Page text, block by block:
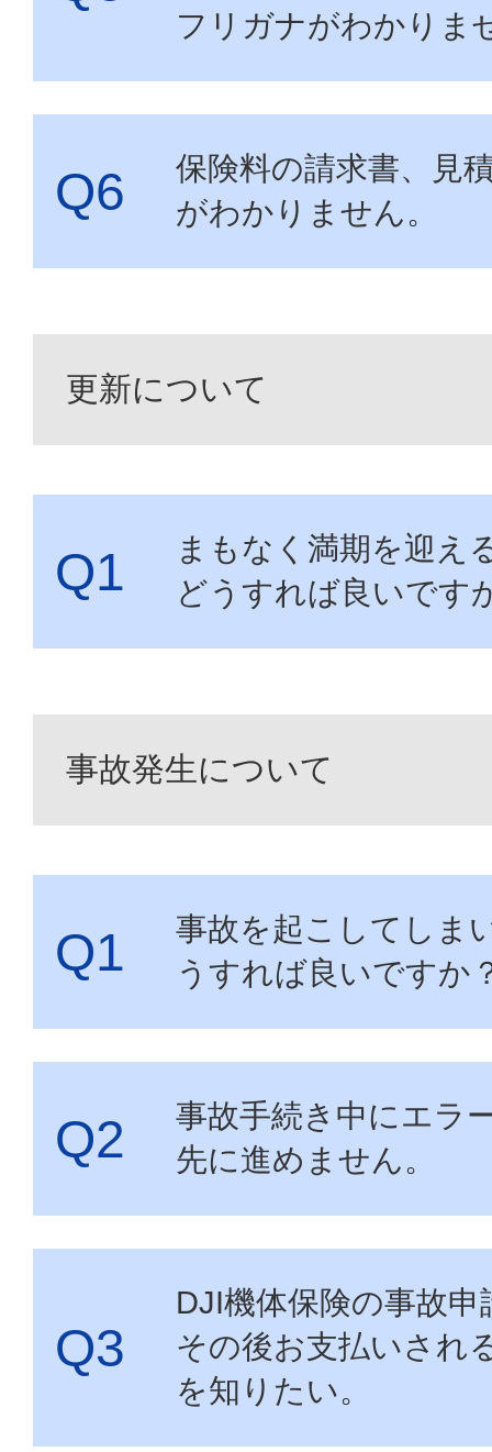
フリガナがわかりま
保険料の請求書、見
がわかりません。
更新について
まもなく満期を迎え
どうすれば良いです
事故発生について
事故を起こしてしま
うすれば良いですか
事故手続き中にエラ
先に進めません。
DJI機体保険の事故
その後お支払いされ
を知りたい。